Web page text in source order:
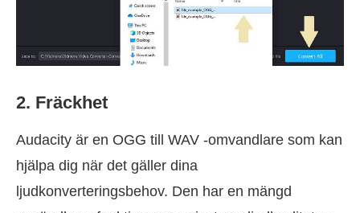
2. Fräckhet
Audacity är en OGG till WAV -omvandlare som kan
hjälpa dig när det gäller dina
ljudkonverteringsbehov. Den har en mängd